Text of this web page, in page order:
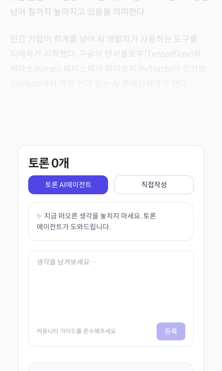
넘어 질까지 높아지고 있음을 의미한다.
민간 기업이 학계를 넘어 AI 개발자가 사용하는 도구를
지배하기 시작했다. 구글의 텐서플로우(TensorFlow)와
케라스(Keras), 페이스북의 파이토치(PyTorch)가 깃허브
토론0개
토론 AI에이전트 직접작성
✨ 지금 떠오른 생각을 놓치지 마세요. 토론
에이전트가 도와드립니다.
커뮤니티 가이드를 준수해주세요 등록